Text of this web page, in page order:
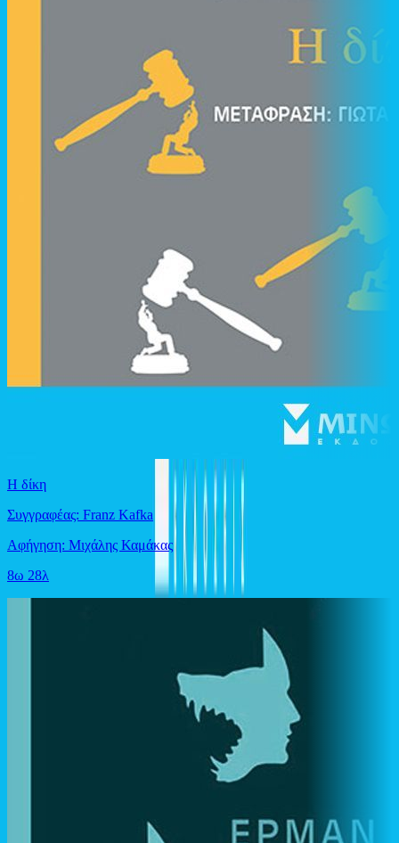
Η δίκη
Συγγραφέας: Franz Kafka
Αφήγηση: Μιχάλης Καμάκας
8ω 28λ